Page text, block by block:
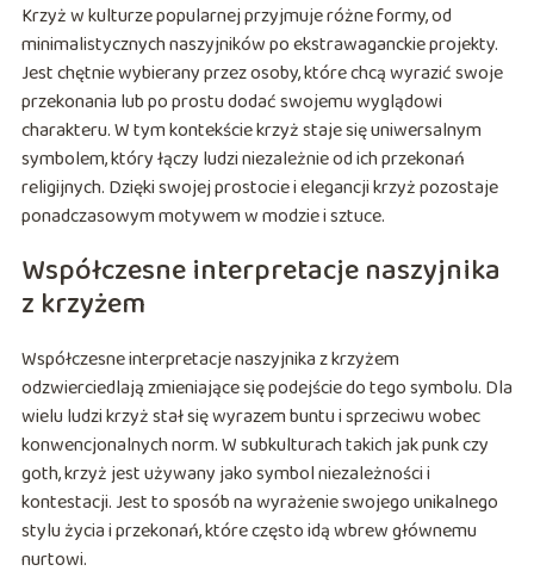
Krzyż w kulturze popularnej przyjmuje różne formy, od
minimalistycznych naszyjników po ekstrawaganckie projekty.
Jest chętnie wybierany przez osoby, które chcą wyrazić swoje
przekonania lub po prostu dodać swojemu wyglądowi
charakteru. W tym kontekście krzyż staje się uniwersalnym
symbolem, który łączy ludzi niezależnie od ich przekonań
religijnych. Dzięki swojej prostocie i elegancji krzyż pozostaje
ponadczasowym motywem w modzie i sztuce.
Współczesne interpretacje naszyjnika
z krzyżem
Współczesne interpretacje naszyjnika z krzyżem
odzwierciedlają zmieniające się podejście do tego symbolu. Dla
wielu ludzi krzyż stał się wyrazem buntu i sprzeciwu wobec
konwencjonalnych norm. W subkulturach takich jak punk czy
goth, krzyż jest używany jako symbol niezależności i
kontestacji. Jest to sposób na wyrażenie swojego unikalnego
stylu życia i przekonań, które często idą wbrew głównemu
nurtowi.